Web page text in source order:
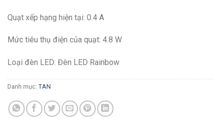
Quạt xếp hạng hiện tại: 0.4 A
Mức tiêu thụ điện của quạt: 4.8 W
Loại đèn LED: Đèn LED Rainbow
Danh mục: TAN